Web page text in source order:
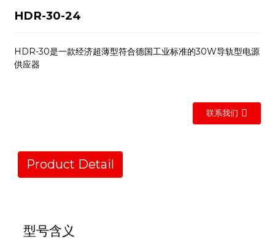
HDR-30-24
HDR-30是一款经济超薄型符合德国工业标准的30W导轨型电源
供应器
联系我们
Product Detail
型号含义